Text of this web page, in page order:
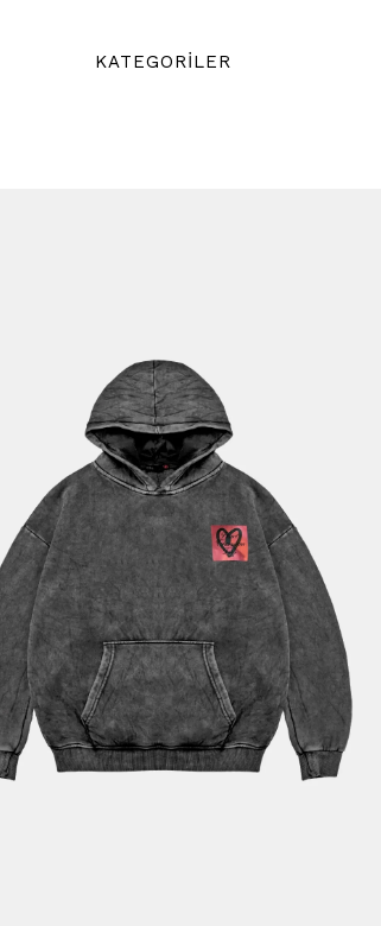
KATEGORİLER